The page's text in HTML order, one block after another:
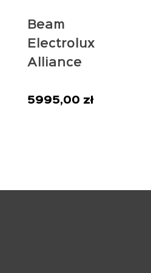
Beam
Electrolux
Alliance
zestaw
5995,00 zł